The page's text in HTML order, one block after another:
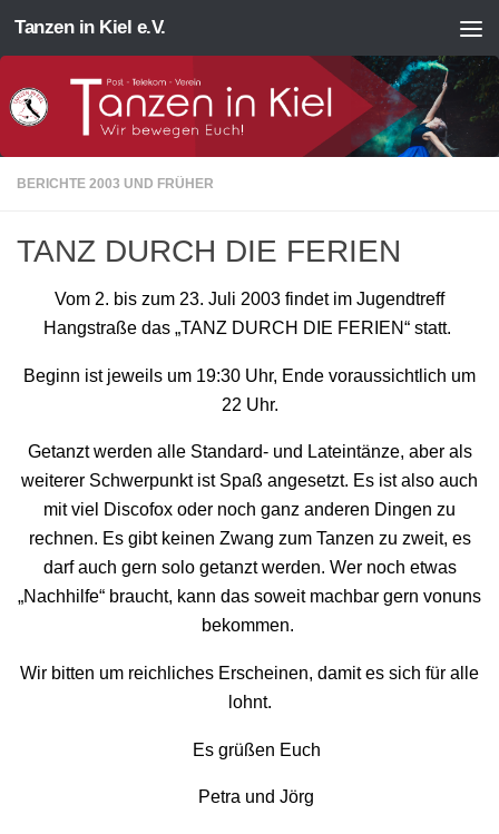
Zum Inhalt springen
Tanzen in Kiel e.V.
BERICHTE 2003 UND FRÜHER
TANZ DURCH DIE FERIEN
Vom 2. bis zum 23. Juli 2003 findet im Jugendtreff
Hangstraße das „TANZ DURCH DIE FERIEN“ statt.
Beginn ist jeweils um 19:30 Uhr, Ende voraussichtlich um
22 Uhr.
Getanzt werden alle Standard- und Lateintänze, aber als
weiterer Schwerpunkt ist Spaß angesetzt. Es ist also auch
mit viel Discofox oder noch ganz anderen Dingen zu
rechnen. Es gibt keinen Zwang zum Tanzen zu zweit, es
darf auch gern solo getanzt werden. Wer noch etwas
„Nachhilfe“ braucht, kann das soweit machbar gern vonuns
bekommen.
Wir bitten um reichliches Erscheinen, damit es sich für alle
lohnt.
Es grüßen Euch
Petra und Jörg